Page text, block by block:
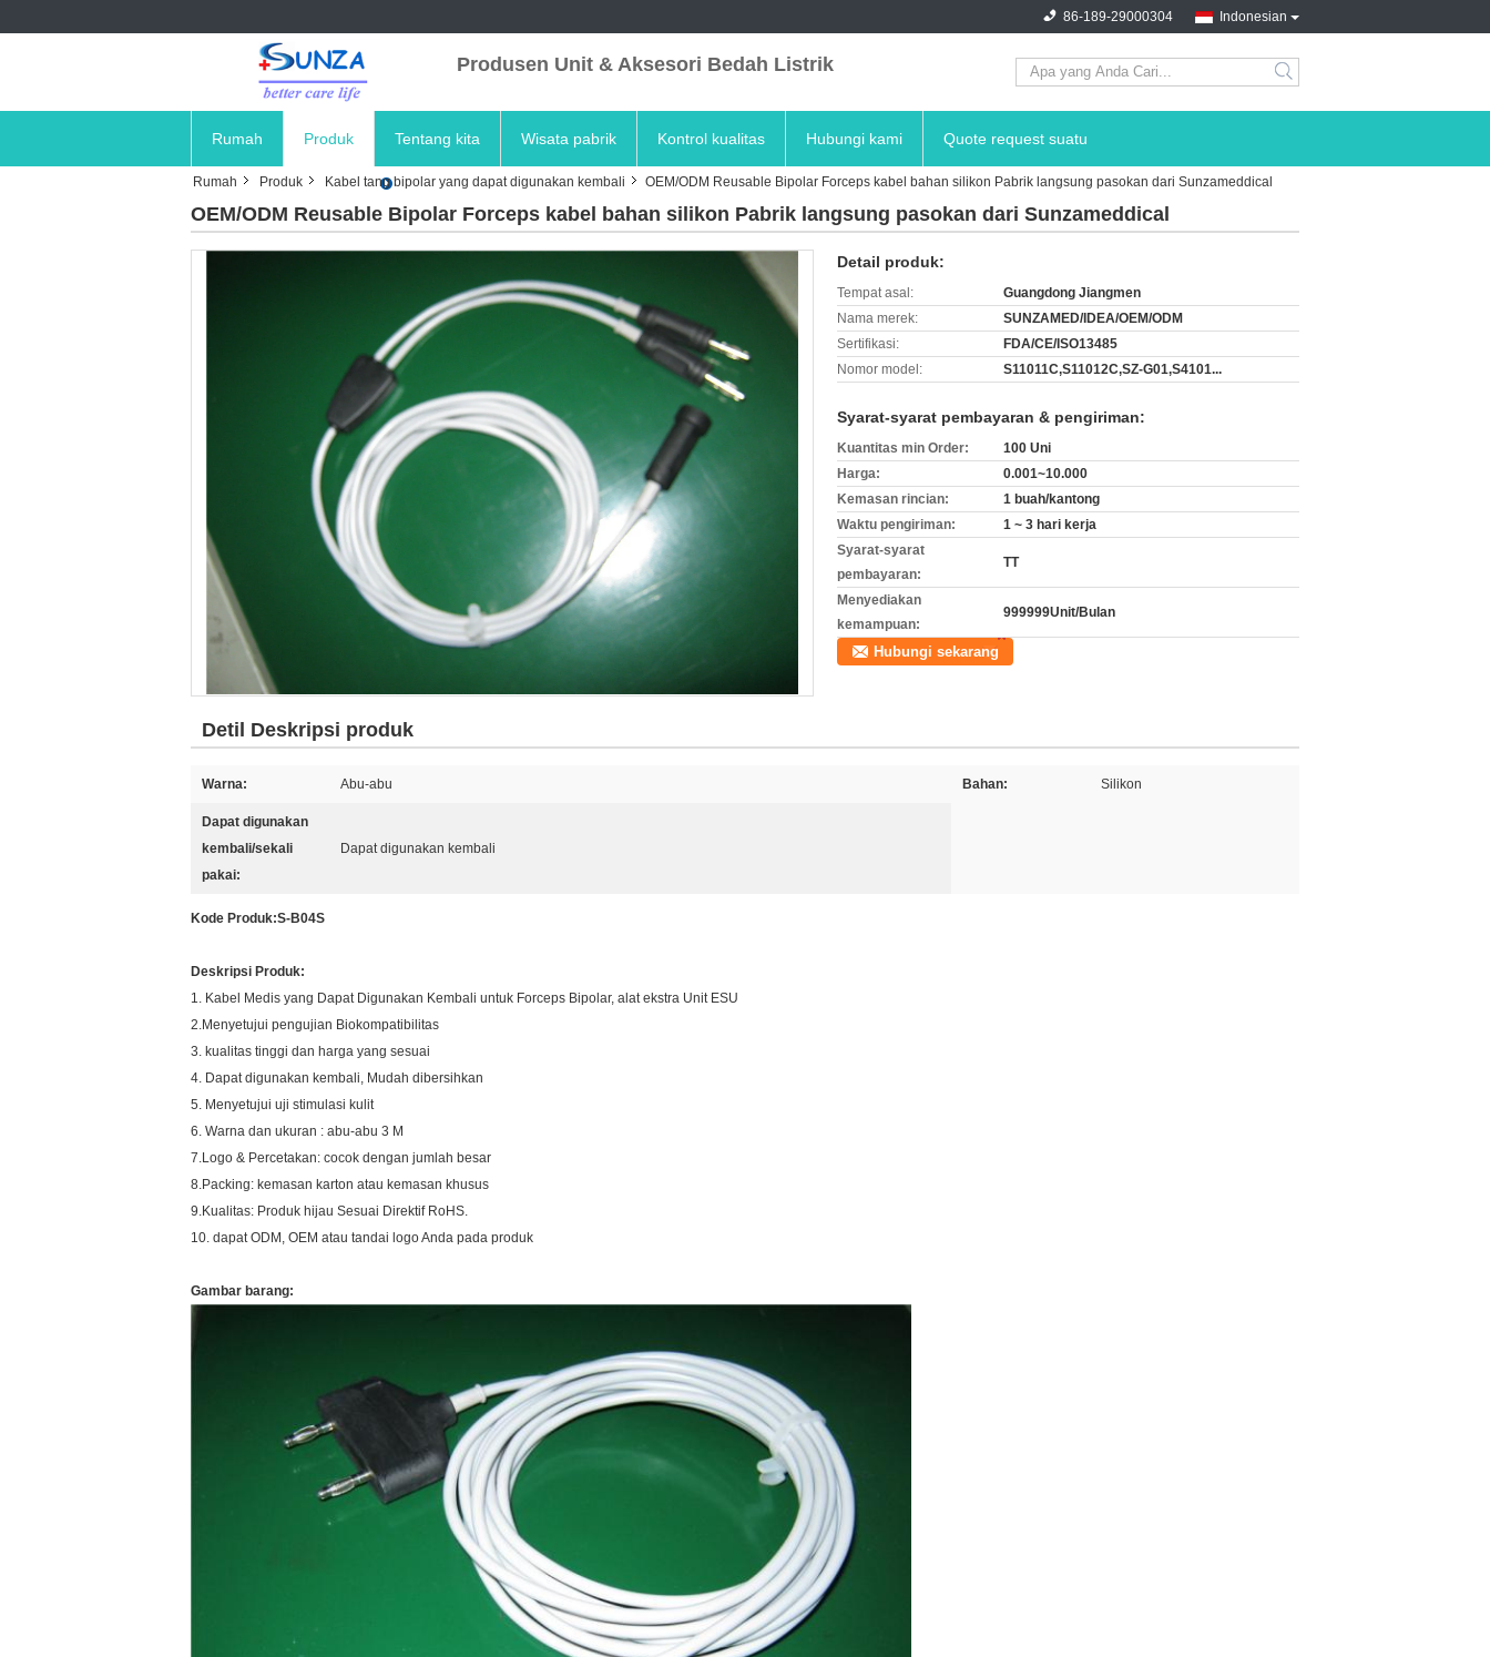
Indonesian
86-189-29000304
Produsen Unit & Aksesori Bedah Listrik
search
Rumah Produk Tentang kita Wisata pabrik Kontrol kualitas Hubungi kami Quote request suatu
Rumah Produk Kabel tang bipolar yang dapat digunakan kembali OEM/ODM Reusable Bipolar Forceps kabel bahan silikon Pabrik langsung pasokan dari Sunzameddical
OEM/ODM Reusable Bipolar Forceps kabel bahan silikon Pabrik langsung pasokan dari Sunzameddical
Detail produk:
Tempat asal:
Guangdong Jiangmen
Nama merek:
SUNZAMED/IDEA/OEM/ODM
Sertifikasi:
FDA/CE/ISO13485
Nomor model:
S11011C,S11012C,SZ-G01,S4101...
Syarat-syarat pembayaran & pengiriman:
Kuantitas min Order:
100 Uni
Harga:
0.001~10.000
Kemasan rincian:
1 buah/kantong
Waktu pengiriman:
1 ~ 3 hari kerja
Syarat-syarat
pembayaran:
TT
Menyediakan
kemampuan:
999999Unit/Bulan
Hubungi sekarang
Detil Deskripsi produk
Warna: Abu-abu Bahan: Silikon
Dapat digunakan
kembali/sekali
pakai:
Dapat digunakan kembali
Kode Produk:S-B04S
Deskripsi Produk:
1. Kabel Medis yang Dapat Digunakan Kembali untuk Forceps Bipolar, alat ekstra Unit ESU
2.Menyetujui pengujian Biokompatibilitas
3. kualitas tinggi dan harga yang sesuai
4. Dapat digunakan kembali, Mudah dibersihkan
5. Menyetujui uji stimulasi kulit
6. Warna dan ukuran : abu-abu 3 M
7.Logo & Percetakan: cocok dengan jumlah besar
8.Packing: kemasan karton atau kemasan khusus
9.Kualitas: Produk hijau Sesuai Direktif RoHS.
10. dapat ODM, OEM atau tandai logo Anda pada produk
Gambar barang: